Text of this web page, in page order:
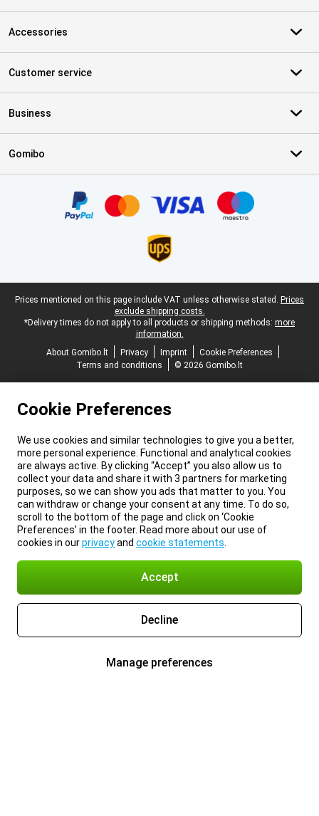
Accessories
Customer service
Business
Gomibo
Legal footer
Prices mentioned on this page include VAT unless otherwise stated. Prices
exclude shipping costs.
*Delivery times do not apply to all products or shipping methods: more
information.
About Gomibo.lt
Privacy Imprint
Cookie Preferences
Terms and conditions
© 2026 Gomibo.lt
Cookie Preferences
We use cookies and similar technologies to give you a better,
more personal experience. Functional and analytical cookies
are always active. By clicking “Accept” you also allow us to
collect your data and share it with 3 partners for marketing
purposes, so we can show you ads that matter to you. You
can withdraw or change your consent at any time. To do so,
scroll to the bottom of the page and click on ‘Cookie
Preferences’ in the footer. Read more about our use of
cookies in ourprivacyand cookie statements
Accept
Decline
Manage preferences